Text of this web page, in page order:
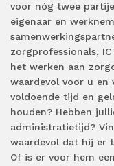
voor nóg twee
eigenaar en
zorgprofessionals,
het werken aan
waardevol voor u en
voldoende tijd en
houden? Hebben
administratietijd?
waardevol dat hij er
Of is er voor hem